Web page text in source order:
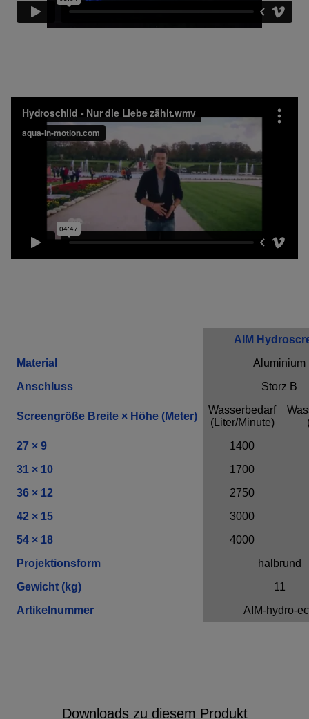
AIM
Material
Aluminium
Anschluss
Storz B
Screengröße Breite × Höhe (Meter)
Wasserbedarf
(Liter/Minute)
27 × 9
1400
31 × 10
1700
36 × 12
2750
42 × 15
3000
54 × 18
4000
Projektionsform
halbrund
Gewicht (kg)
11
Artikelnummer
AIM-hydro-
Downloads zu diesem Produkt